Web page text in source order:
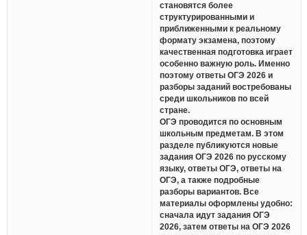
становятся более
структурированными и
приближенными к реальному
формату экзамена, поэтому
качественная подготовка играет
особенно важную роль. Именно
поэтому ответы ОГЭ 2026 и
разборы заданий востребованы
среди школьников по всей
стране.
ОГЭ проводится по основным
школьным предметам. В этом
разделе публикуются новые
задания ОГЭ 2026 по русскому
языку, ответы ОГЭ, ответы на
ОГЭ, а также подробные
разборы вариантов. Все
материалы оформлены удобно:
сначала идут задания ОГЭ
2026, затем ответы на ОГЭ 2026